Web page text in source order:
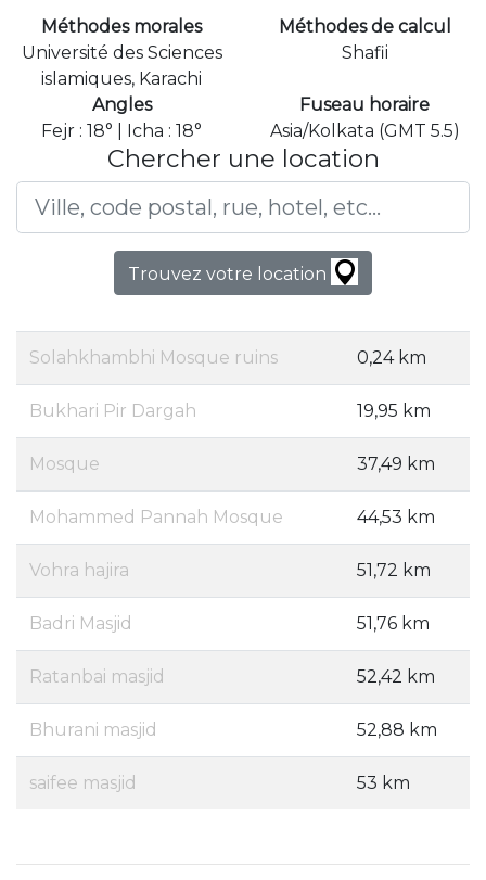
Méthodes morales
Université des Sciences
islamiques, Karachi
Méthodes de calcul
Shafii
Angles
Fejr : 18° | Icha : 18°
Fuseau horaire
Asia/Kolkata (GMT 5.5)
Chercher une location
Trouvez votre location
Solahkhambhi Mosque ruins 0,24 km
Bukhari Pir Dargah 19,95 km
Mosque 37,49 km
Mohammed Pannah Mosque 44,53 km
Vohra hajira 51,72 km
Badri Masjid 51,76 km
Ratanbai masjid 52,42 km
Bhurani masjid 52,88 km
saifee masjid 53 km